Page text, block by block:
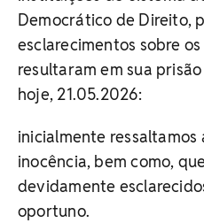
Democrático de Direito,
esclarecimentos sobre
resultaram em sua
hoje, 21.05.2026:
inicialmente ressaltamos
inocência, bem como,
devidamente
oportuno.